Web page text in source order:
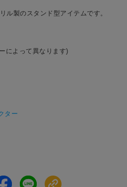
ル製のスタンド型アイテムです。
によって異なります)
ター